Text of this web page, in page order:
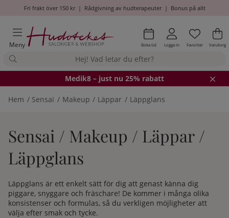
Fri frakt över 150 kr| Rådgivning av hudterapeuter| Bonus på allt
Meny Boka tid Logga in Antal i
.
Favoriter .
Varukorg
Medik8 – just nu 25% rabatt
Hem Sensai Makeup Läppar Läppglans
Sensai / Makeup / Läppar /
Läppglans
Läppglans är ett enkelt sätt för dig att genast känna dig
piggare, snyggare och fräschare! De kommer i många olika
konsistenser och formulas, så du verkligen möjligheter att
välja efter smak och tycke.